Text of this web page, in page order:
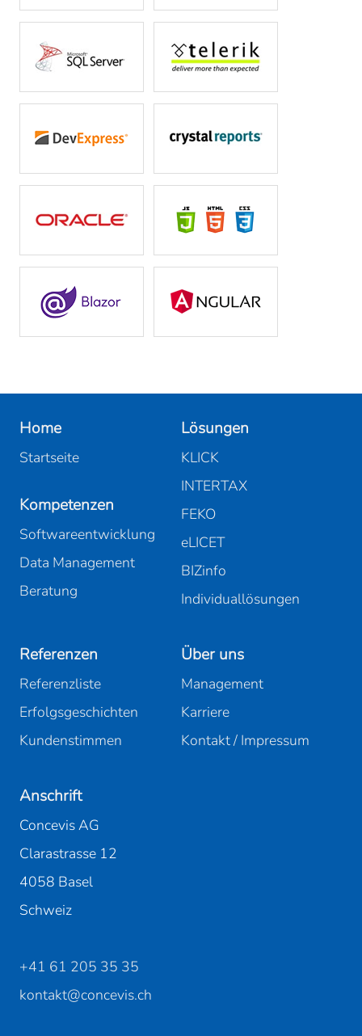
Home
Startseite
Kompetenzen
Softwareentwicklung
Data Management
Beratung
Lösungen
KLICK
INTERTAX
FEKO
eLICET
BIZinfo
Individuallösungen
Referenzen
Referenzliste
Erfolgsgeschichten
Kundenstimmen
Über uns
Management
Karriere
Kontakt / Impressum
Anschrift
Concevis AG
Clarastrasse 12
4058 Basel
Schweiz
+41 61 205 35 35
kontakt@concevis.ch